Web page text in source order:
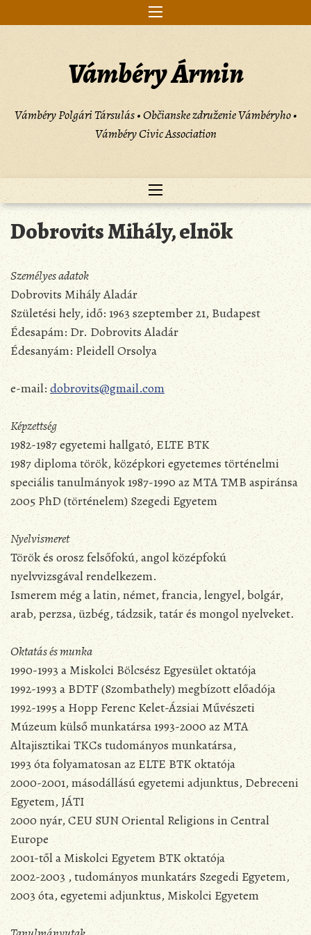
to
Vámbéry Ármin
Vámbéry Polgári Társulás • Občianske združenie Vámbéryho •
Vámbéry Civic Association
Dobrovits Mihály, elnök
Személyes adatok
Dobrovits Mihály Aladár
Születési hely, idő: 1963 szeptember 21, Budapest
Édesapám: Dr. Dobrovits Aladár
Édesanyám: Pleidell Orsolya
e-mail:dobrovits@gmail.com
Képzettség
1982-1987 egyetemi hallgató, ELTE BTK
1987 diploma török, középkori egyetemes történelmi
speciális tanulmányok 1987-1990 az MTA TMB aspiránsa
2005 PhD (történelem) Szegedi Egyetem
Nyelvismeret
Török és orosz felsőfokú, angol középfokú
nyelvvizsgával rendelkezem.
Ismerem még a latin, német, francia, lengyel, bolgár,
arab, perzsa, üzbég, tádzsik, tatár és mongol nyelveket.
Oktatás és munka
1990-1993 a Miskolci Bölcsész Egyesület oktatója
1992-1993 a BDTF (Szombathely) megbízott előadója
1992-1995 a Hopp Ferenc Kelet-Ázsiai Művészeti
Múzeum külső munkatársa 1993-2000 az MTA
Altajisztikai TKCs tudományos munkatársa,
1993 óta folyamatosan az ELTE BTK oktatója
2000-2001, másodállású egyetemi adjunktus, Debreceni
Egyetem, JÁTI
2000 nyár, CEU SUN Oriental Religions in Central
Europe
2001-től a Miskolci Egyetem BTK oktatója
2002-2003 , tudományos munkatárs Szegedi Egyetem,
2003 óta, egyetemi adjunktus, Miskolci Egyetem